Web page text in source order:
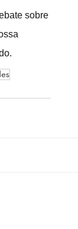
sobre